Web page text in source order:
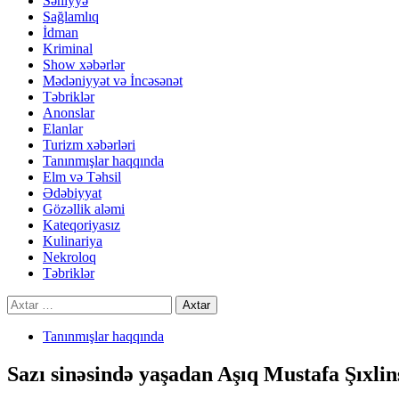
Sağlamlıq
İdman
Kriminal
Show xəbərlər
Mədəniyyət və İncəsənət
Təbriklər
Anonslar
Elanlar
Turizm xəbərləri
Tanınmışlar haqqında
Elm və Təhsil
Ədəbiyyat
Gözəllik aləmi
Kateqoriyasız
Kulinariya
Nekroloq
Təbriklər
Axtarış:
Tanınmışlar haqqında
Sazı sinəsində yaşadan Aşıq Mustafa